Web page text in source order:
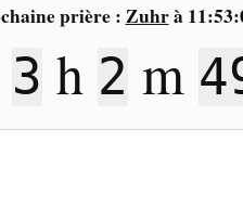
prière : Zuhrà
3 h 2 m